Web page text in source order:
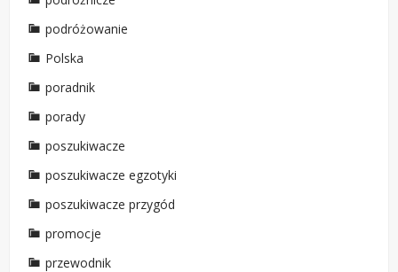
podróżowanie
Polska
poradnik
porady
poszukiwacze
poszukiwacze egzotyki
poszukiwacze przygód
promocje
przewodnik